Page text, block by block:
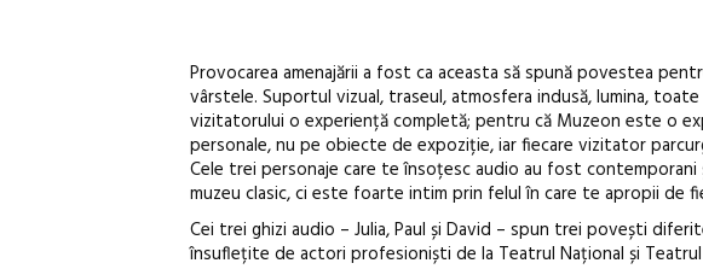
Provocarea amenajării a fost ca aceasta să spună povestea
vârstele. Suportul vizual, traseul, atmosfera indusă, lumina,
vizitatorului o experiență completă; pentru că Muzeon este o
personale, nu pe obiecte de expoziție, iar fiecare vizitator
Cele trei personaje care te însoțesc audio au fost
muzeu clasic, ci este foarte intim prin felul în care te apropii de
Cei trei ghizi audio – Julia, Paul și David – spun trei povești
însuflețite de actori profesioniști de la Teatrul Național și